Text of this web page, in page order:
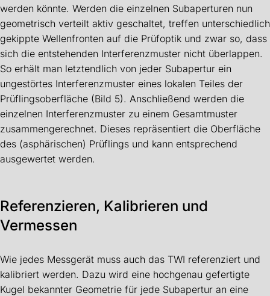
werden könnte. Werden die einzelnen Subaperturen nun
geometrisch verteilt aktiv geschaltet, treffen unterschiedlich
gekippte Wellenfronten auf die Prüfoptik und zwar so, dass
sich die entstehenden Interferenzmuster nicht überlappen.
So erhält man letztendlich von jeder Subapertur ein
ungestörtes Interferenzmuster eines lokalen Teiles der
Prüflingsoberfläche (Bild 5). Anschließend werden die
einzelnen Interferenzmuster zu einem Gesamtmuster
zusammengerechnet. Dieses repräsentiert die Oberfläche
des (asphärischen) Prüflings und kann entsprechend
ausgewertet werden.
Referenzieren, Kalibrieren und
Vermessen
Wie jedes Messgerät muss auch das TWI referenziert und
kalibriert werden. Dazu wird eine hochgenau gefertigte
Kugel bekannter Geometrie für jede Subapertur an eine